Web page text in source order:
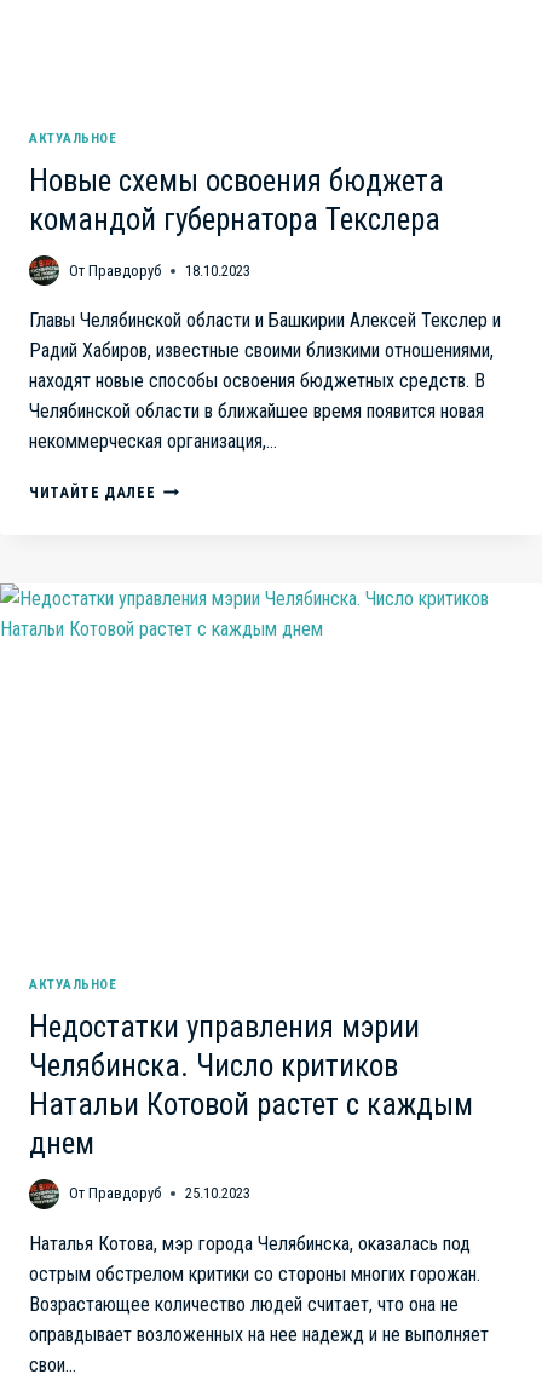
АКТУАЛЬНОЕ
Новые схемы освоения бюджета
командой губернатора Текслера
От Правдоруб 18.10.2023
Главы Челябинской области и Башкирии Алексей Текслер и
Радий Хабиров, известные своими близкими отношениями,
находят новые способы освоения бюджетных средств. В
Челябинской области в ближайшее время появится новая
некоммерческая организация,…
ЧИТАЙТЕ ДАЛЕЕ НОВЫЕ
ГУБЕРНАТОРА
ТЕКСЛЕРА
АКТУАЛЬНОЕ
Недостатки управления мэрии
Челябинска. Число критиков
Натальи Котовой растет с каждым
днем
От Правдоруб 25.10.2023
Наталья Котова, мэр города Челябинска, оказалась под
острым обстрелом критики со стороны многих горожан.
Возрастающее количество людей считает, что она не
оправдывает возложенных на нее надежд и не выполняет
свои…